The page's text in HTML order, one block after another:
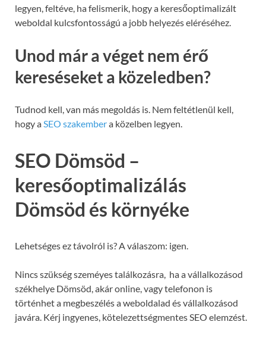
legyen, feltéve, ha felismerik, hogy a keresőoptimalizált
weboldal kulcsfontosságú a jobb helyezés eléréséhez.
Unod már a véget nem érő
kereséseket a közeledben?
Tudnod kell, van más megoldás is. Nem feltétlenül kell,
hogy aSEO szakembera közelben legyen.
SEO Dömsöd –
keresőoptimalizálás
Dömsöd és környéke
Lehetséges ez távolról is? A válaszom: igen.
Nincs szükség szeméyes találkozásra, ha a vállalkozásod
székhelye Dömsöd, akár online, vagy telefonon is
történhet a megbeszélés a weboldalad és vállalkozásod
javára. Kérj ingyenes, kötelezettségmentes SEO elemzést.